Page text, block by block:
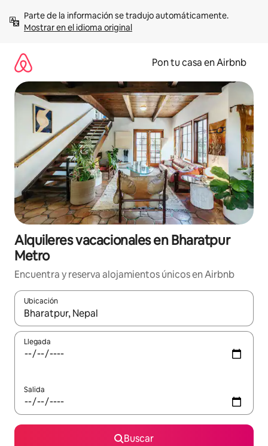
contenidoMostrar en el idioma original
Pon tu casa en Airbnb
Alquileres vacacionales en Bharatpur
Metro
Encuentra y reserva alojamientos únicos en Airbnb
Ubicación
Cuando los resultados estén disponibles, navega con las
Llegada
Salida
Buscar